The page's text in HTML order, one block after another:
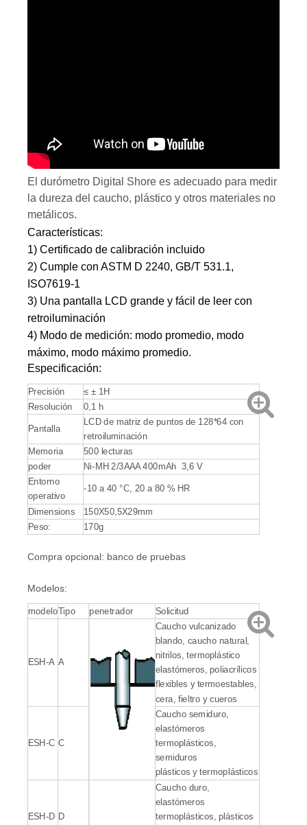
El durómetro Digital Shore es adecuado para medir
la dureza del caucho, plástico y otros materiales no
metálicos.
Características:
1) Certificado de calibración incluido
2) Cumple con ASTM D 2240, GB/T 531.1,
ISO7619-1
3) Una pantalla LCD grande y fácil de leer con
retroiluminación
4) Modo de medición: modo promedio, modo
máximo, modo máximo promedio.
Especificación:
Precisión ≤ ± 1H
Resolución 0,1 h
Pantalla
LCD de matriz de puntos de 128*64 con
retroiluminación
Memoria
500 lecturas
poder
Ni-MH 2/3AAA 400mAh 3,6 V
Entorno
operativo
-10 a 40 °C, 20 a 80 % HR
Dimensions
150X50,5X29mm
Peso:
170g
Compra opcional: banco de pruebas
Modelos:
modeloTipo penetrador Solicitud
ESH-A A
Caucho vulcanizado
blando, caucho natural,
nitrilos, termoplástico
elastómeros, poliacrílicos
flexibles y termoestables,
cera, fieltro y cueros
ESH-C C
Caucho semiduro,
elastómeros
termoplásticos,
semiduros
plásticos y termoplásticos
ESH-D D
Caucho duro,
elastómeros
termoplásticos, plásticos